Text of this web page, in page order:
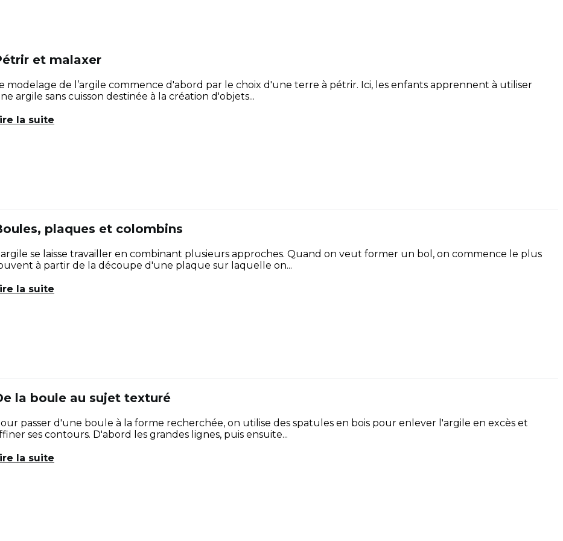
et malaxer
modelage de l’argile commence d'abord par le choix d'une terre à pétrir. Ici, les enfants apprennent à utiliser
argile sans cuisson destinée à la création d'objets...
la suite
plaques et colombins
se laisse travailler en combinant plusieurs approches. Quand on veut former un bol, on commence le plus
à partir de la découpe d'une plaque sur laquelle on...
la suite
la boule au sujet texturé
passer d'une boule à la forme recherchée, on utilise des spatules en bois pour enlever l'argile en excès et
ses contours. D'abord les grandes lignes, puis ensuite...
la suite